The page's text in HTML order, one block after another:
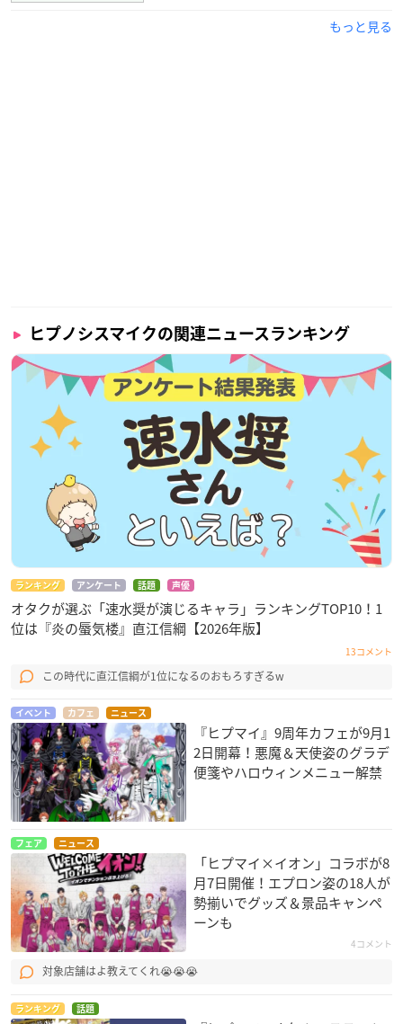
もっと見る
ヒプノシスマイクの関連ニュースランキング
ランキング アンケート 話題 声優
オタクが選ぶ「速水奨が演じるキャラ」ランキングTOP10！1
位は『炎の蜃気楼』直江信綱【2026年版】
13コメント
この時代に直江信綱が1位になるのおもろすぎるw
イベント カフェ ニュース
『ヒプマイ』9周年カフェが9月1
2日開幕！悪魔＆天使姿のグラデ
便箋やハロウィンメニュー解禁
フェア ニュース
「ヒプマイ×イオン」コラボが8
月7日開催！エプロン姿の18人が
勢揃いでグッズ＆景品キャンペ
ーンも
4コメント
対象店舗はよ教えてくれ😭😭😭
ランキング 話題